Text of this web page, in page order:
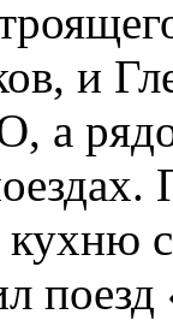
и
а
кухню